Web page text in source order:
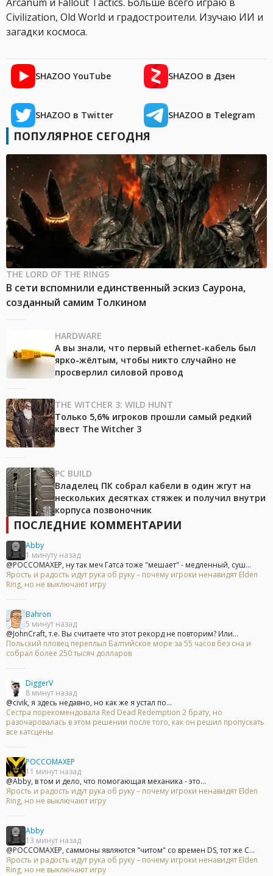
Civilization, Old World и градостроители. Изучаю ИИ и
загадки космоса.
SHAZOO YouTube SHAZOO в Дзен
SHAZOO в Twitter SHAZOO в Telegram
ПОПУЛЯРНОЕ СЕГОДНЯ
THE LORD OF THE RINGS
В сети вспомнили единственный эскиз Саурона,
созданный самим Толкином
HARDWARE
А вы знали, что первый ethernet-кабель был
ярко-жёлтым, чтобы никто случайно не
просверлил силовой провод
THE WITCHER 3: WILD HUNT
Только 5,6% игроков прошли самый редкий
квест The Witcher 3
PC BUILD
Владелец ПК собрал кабели в один жгут на
нескольких десятках стяжек и получил внутри
корпуса позвоночник
ПОСЛЕДНИЕ КОММЕНТАРИИ
Abby
1 минуту назад
@POCCOMAXEP, ну так меч Гатса тоже "мешает" - медленный, суш...
Ярость и радость идут рука об руку – почему игроки ненавидят Elden
Ring, но не выключают игру
Bahron
5 минут назад
@JohnCraft, т.е. Вы считаете что этот рекорд не повторим? Или...
Польский пловец переплыл Балтийское море за 55 часов без сна и
собрал более 250 тысяч долларов
DiggerV
8 минут назад
@civik, я здесь недавно, но как же я устал по...
Сестра порекомендовала Red Dead Redemption 2 брату, но
разочаровалась в этом решении после того, как он решил пропускать
все катсцены
POCCOMAXEP
11 минут назад
@Abby, в том и дело, что помогающая механика - это...
Ярость и радость идут рука об руку – почему игроки ненавидят Elden
Ring, но не выключают игру
Abby
13 минут назад
@POCCOMAXEP, саммоны являются "читом" со времен DS, тот же С...
Ярость и радость идут рука об руку – почему игроки ненавидят Elden
Ring, но не выключают игру